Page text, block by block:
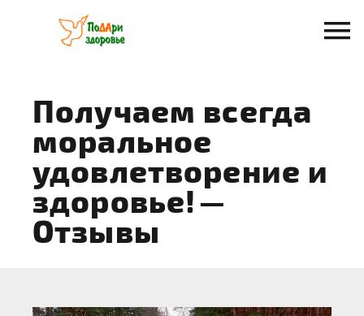
содержанию
Получаем всегда
моральное
удовлетворение и
здоровье!—
Отзывы